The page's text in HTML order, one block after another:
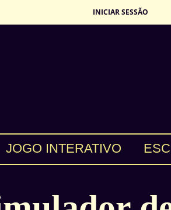
INICIAR SESSÃO
JOGO INTERATIVO